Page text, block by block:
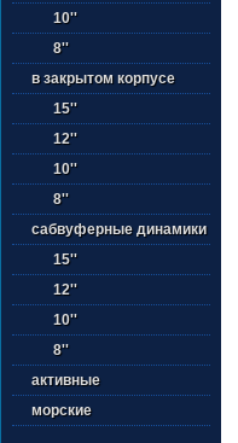
10''
8''
в закрытом корпусе
15''
12''
10''
8''
сабвуферные динамики
15''
12''
10''
8''
активные
морские